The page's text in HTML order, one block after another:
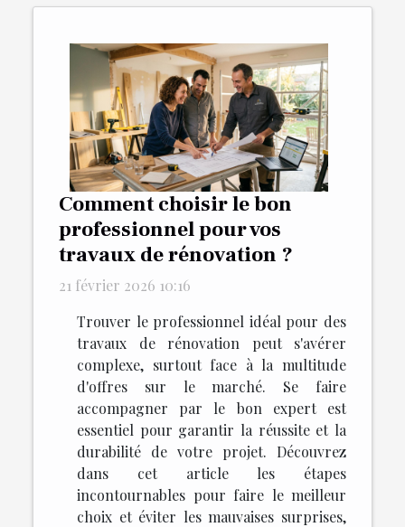
Comment choisir le bon
professionnel pour vos
travaux de rénovation ?
21 février 2026 10:16
Trouver le professionnel idéal pour des
travaux de rénovation peut s'avérer
complexe, surtout face à la multitude
d'offres sur le marché. Se faire
accompagner par le bon expert est
essentiel pour garantir la réussite et la
durabilité de votre projet. Découvrez
dans cet article les étapes
incontournables pour faire le meilleur
choix et éviter les mauvaises surprises,